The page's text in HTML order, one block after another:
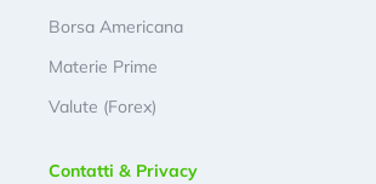
Borsa Americana
Materie Prime
Valute (Forex)
Contatti & Privacy